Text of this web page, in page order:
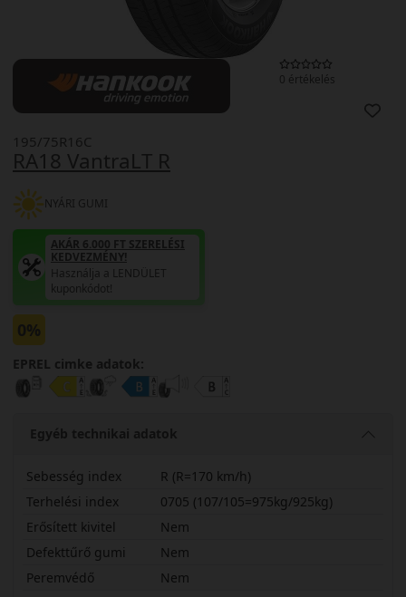
0 értékelés
RA18 VantraLT R
195/75R16C
NYÁRI GUMI
AKÁR 6.000 FT SZERELÉSI
KEDVEZMÉNY!
Használja a LENDÜLET
kuponkódot!
0%
EPREL cimke adatok:
Egyéb technikai adatok
Sebesség index
R (R=170 km/h)
Terhelési index
0705 (107/105=975kg/925kg)
Erősített kivitel
Nem
Defekttűrő gumi
Nem
Peremvédő
Nem